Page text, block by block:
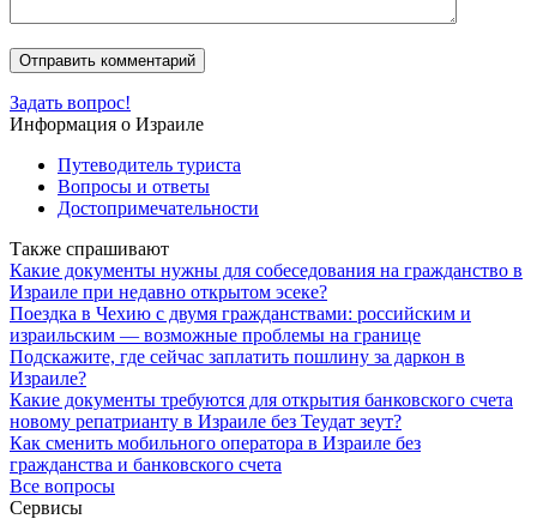
Задать вопрос!
Информация о Израиле
Путеводитель туриста
Вопросы и ответы
Достопримечательности
Также спрашивают
Какие документы нужны для собеседования на гражданство в
Израиле при недавно открытом эсеке?
Поездка в Чехию с двумя гражданствами: российским и
израильским — возможные проблемы на границе
Подскажите, где сейчас заплатить пошлину за даркон в
Израиле?
Какие документы требуются для открытия банковского счета
новому репатрианту в Израиле без Теудат зеут?
Как сменить мобильного оператора в Израиле без
гражданства и банковского счета
Все вопросы
Сервисы